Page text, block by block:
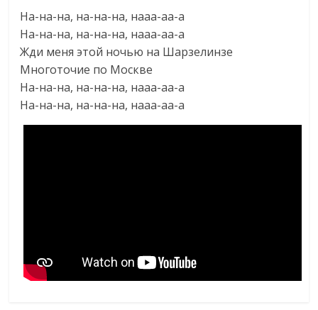
На-на-на, на-на-на, нааа-аа-а
На-на-на, на-на-на, нааа-аа-а
Жди меня этой ночью на Шарзелинзе
Многоточие по Москве
На-на-на, на-на-на, нааа-аа-а
На-на-на, на-на-на, нааа-аа-а